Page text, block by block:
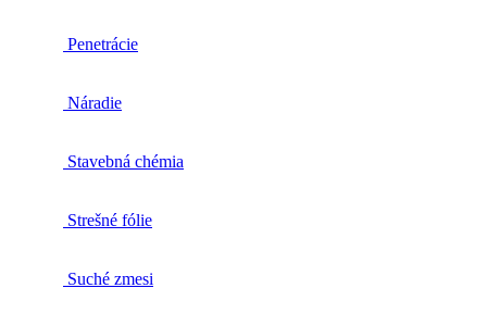
Penetrácie
Náradie
Stavebná chémia
Strešné fólie
Suché zmesi